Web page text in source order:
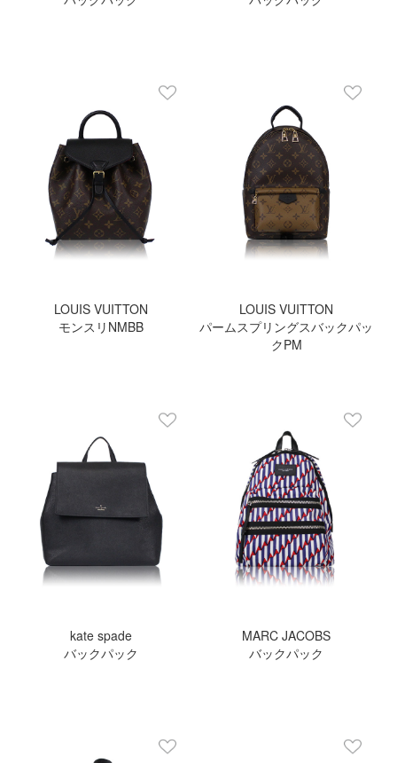
LOUIS VUITTON
モンスリNMBB
LOUIS VUITTON
パームスプリングスバックパッ
クPM
kate spade
バックパック
MARC JACOBS
バックパック